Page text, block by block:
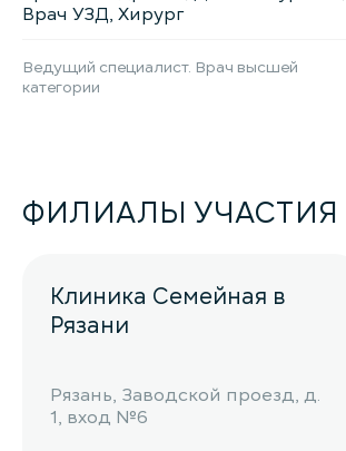
Врач УЗД, Хирург
Ведущий специалист. Врач высшей
категории
ФИЛИАЛЫ УЧАСТИЯ
Клиника Семейная в
Рязани
Рязань, Заводской проезд, д.
1, вход №6